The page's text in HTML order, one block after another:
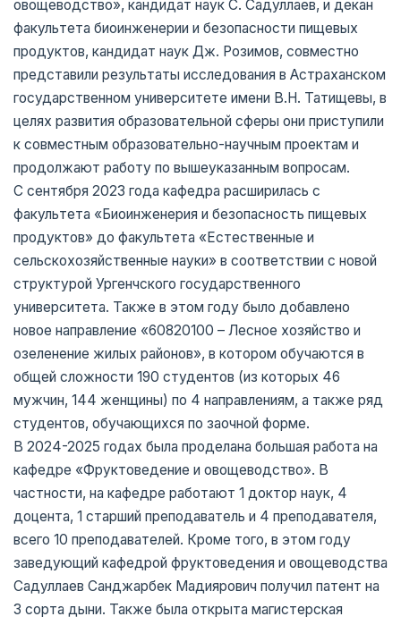
овощеводство», кандидат наук С. Садуллаев, и декан
факультета биоинженерии и безопасности пищевых
продуктов, кандидат наук Дж. Розимов, совместно
представили результаты исследования в Астраханском
государственном университете имени В.Н. Татищевы, в
целях развития образовательной сферы они приступили
к совместным образовательно-научным проектам и
продолжают работу по вышеуказанным вопросам.
С сентября 2023 года кафедра расширилась с
факультета «Биоинженерия и безопасность пищевых
продуктов» до факультета «Естественные и
сельскохозяйственные науки» в соответствии с новой
структурой Ургенчского государственного
университета. Также в этом году было добавлено
новое направление «60820100 – Лесное хозяйство и
озеленение жилых районов», в котором обучаются в
общей сложности 190 студентов (из которых 46
мужчин, 144 женщины) по 4 направлениям, а также ряд
студентов, обучающихся по заочной форме.
В 2024-2025 годах была проделана большая работа на
кафедре «Фруктоведение и овощеводство». В
частности, на кафедре работают 1 доктор наук, 4
доцента, 1 старший преподаватель и 4 преподавателя,
всего 10 преподавателей. Кроме того, в этом году
заведующий кафедрой фруктоведения и овощеводства
Садуллаев Санджарбек Мадиярович получил патент на
3 сорта дыни. Также была открыта магистерская